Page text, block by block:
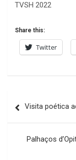
TVSH 2022
Share this:
Twitter
de
Visita poética
Palhaços